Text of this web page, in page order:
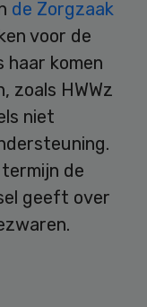
de Zorgzaak
voor de
haar komen
zoals HWWz
niet
de
geeft over